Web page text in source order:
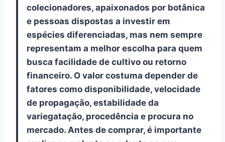
colecionadores, apaixonados por botânica
e pessoas dispostas a investir em
espécies diferenciadas, mas nem sempre
representam a melhor escolha para quem
busca facilidade de cultivo ou retorno
financeiro. O valor costuma depender de
fatores como disponibilidade, velocidade
de propagação, estabilidade da
variegatação, procedência e procura no
mercado. Antes de comprar, é importante